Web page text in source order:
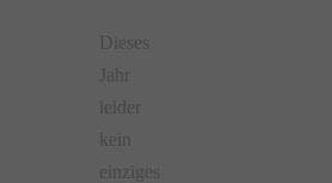
Dieses
Jahr
leider
kein
einziges